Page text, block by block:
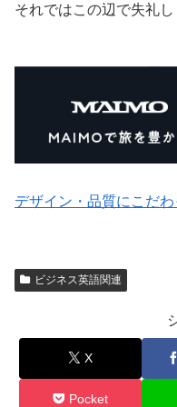
それではこの辺で失礼し
デザイン・品質にこだ
ビジネス英語関連
X
Pocket